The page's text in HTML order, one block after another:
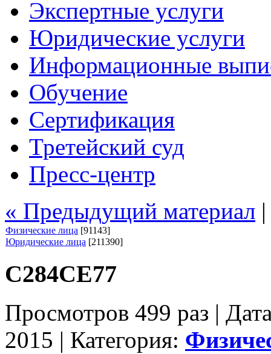
Экспертные услуги
Юридические услуги
Информационные
Обучение
Сертификация
Третейский суд
Пресс-центр
« Предыдущий материал
Физические лица [91143]
Юридические лица [211390]
С284СЕ77
Просмотров 499 раз |
2015 | Категория: